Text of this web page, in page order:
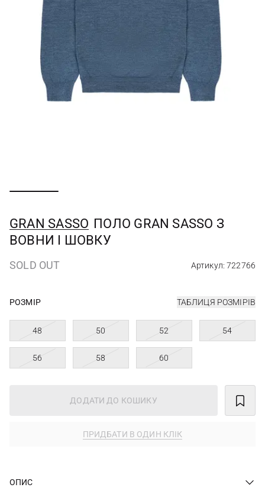
GRAN SASSO ПОЛО GRAN SASSO З
ВОВНИ І ШОВКУ
SOLD OUT Артикул: 722766
РОЗМІР ТАБЛИЦЯ РОЗМІРІВ
48 50 52 54
56 58 60
ДОДАТИ ДО КОШИКУ
ПРИДБАТИ В ОДИН КЛІК
ОПИС